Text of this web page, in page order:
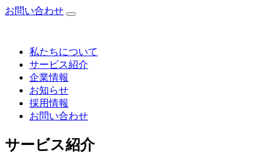
お問い合わせ
私たちについて
サービス紹介
企業情報
お知らせ
採用情報
お問い合わせ
サービス紹介